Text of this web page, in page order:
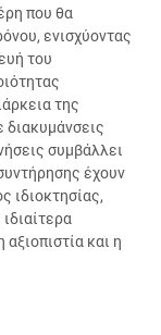
που θα
ενισχύοντας
του
της
διακυμάνσεις
συμβάλλει
έχουν
ιδιοκτησίας,
και η